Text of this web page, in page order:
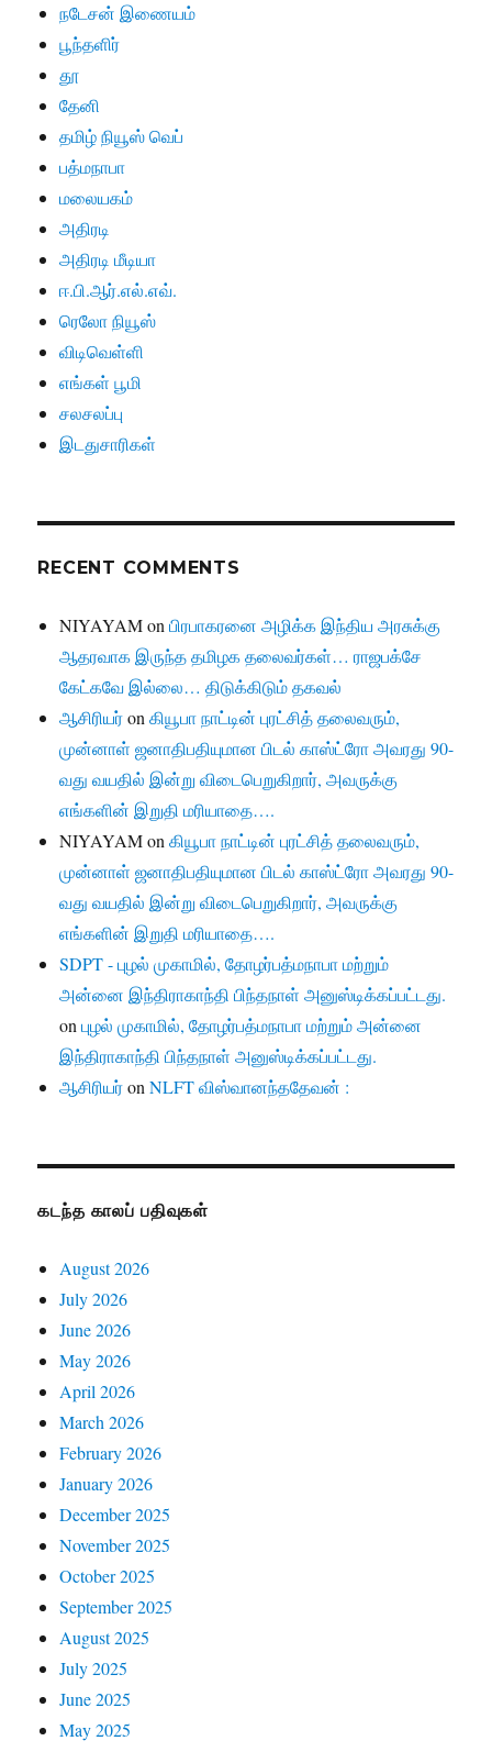
நடேசன் இணையம்
பூந்தளிர்
தூ
தேனி
தமிழ் நியூஸ் வெப்
பத்மநாபா
மலையகம்
அதிரடி
அதிரடி மீடியா
ஈ.பி.ஆர்.எல்.எவ்.
ரெலோ நியூஸ்
விடிவெள்ளி
எங்கள் பூமி
சலசலப்பு
இடதுசாரிகள்
RECENT COMMENTS
NIYAYAMonபிரபாகரனை அழிக்க இந்திய அரசுக்கு
ஆதரவாக இருந்த தமிழக தலைவர்கள்… ராஜபக்சே
கேட்கவே இல்லை… திடுக்கிடும் தகவல்
ஆசிரியர்onகியூபா நாட்டின் புரட்சித் தலைவரும்,
முன்னாள் ஜனாதிபதியுமான பிடல் காஸ்ட்ரோ அவரது 90-
வது வயதில் இன்று விடைபெறுகிறார், அவருக்கு
எங்களின் இறுதி மரியாதை….
NIYAYAMonகியூபா நாட்டின் புரட்சித் தலைவரும்,
முன்னாள் ஜனாதிபதியுமான பிடல் காஸ்ட்ரோ அவரது 90-
வது வயதில் இன்று விடைபெறுகிறார், அவருக்கு
எங்களின் இறுதி மரியாதை….
SDPT - புழல் முகாமில், தோழர்பத்மநாபா மற்றும்
அன்னை இந்திராகாந்தி பிந்தநாள் அனுஸ்டிக்கப்பட்டது.
onபுழல் முகாமில், தோழர்பத்மநாபா மற்றும் அன்னை
இந்திராகாந்தி பிந்தநாள் அனுஸ்டிக்கப்பட்டது.
ஆசிரியர்onNLFT விஸ்வானந்ததேவன் :
கடந்த காலப் பதிவுகள்
August 2026
July 2026
June 2026
May 2026
April 2026
March 2026
February 2026
January 2026
December 2025
November 2025
October 2025
September 2025
August 2025
July 2025
June 2025
May 2025